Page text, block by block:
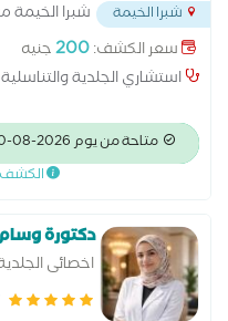
شبرا الخيمة
شبرا
قهوة شرف...
سعر الكشف:200جنيه
استشاري الجلدية والتناسلية
متاحة من يوم 2026-08-10
الكشف
دكتورة
اخصائى